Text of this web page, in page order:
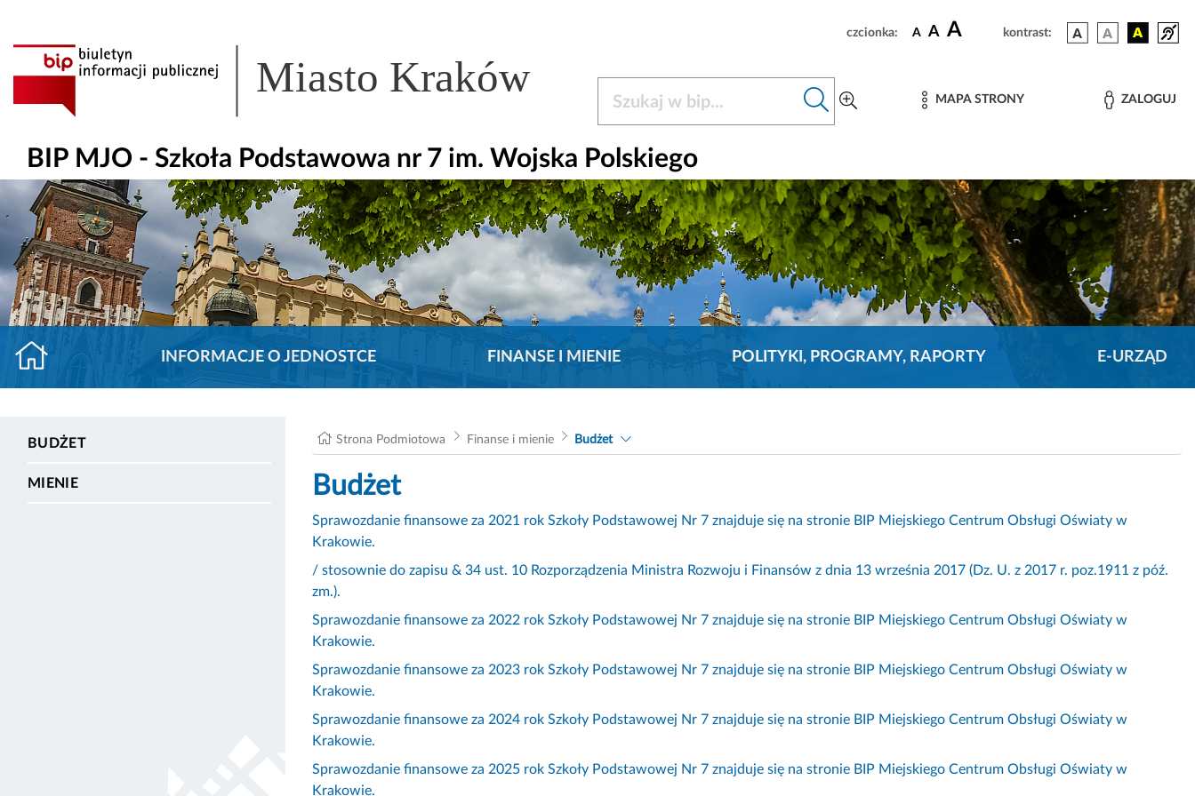
czcionka: A A A kontrast:
Miasto Kraków MAPA STRONY ZALOGUJ
BIP MJO - Szkoła Podstawowa nr 7 im. Wojska Polskiego
INFORMACJE O JEDNOSTCE FINANSE I MIENIE POLITYKI, PROGRAMY, RAPORTY E-URZĄD
BUDŻET
MIENIE
Strona Podmiotowa Finanse i mienie Budżet
Budżet
Sprawozdanie finansowe za 2021 rok Szkoły Podstawowej Nr 7 znajduje się na stronie BIP Miejskiego Centrum Obsługi Oświaty w
Krakowie.
/ stosownie do zapisu & 34 ust. 10 Rozporządzenia Ministra Rozwoju i Finansów z dnia 13 września 2017 (Dz. U. z 2017 r. poz.1911 z póź.
zm.).
Sprawozdanie finansowe za 2022 rok Szkoły Podstawowej Nr 7 znajduje się na stronie BIP Miejskiego Centrum Obsługi Oświaty w
Krakowie.
Sprawozdanie finansowe za 2023 rok Szkoły Podstawowej Nr 7 znajduje się na stronie BIP Miejskiego Centrum Obsługi Oświaty w
Krakowie.
Sprawozdanie finansowe za 2024 rok Szkoły Podstawowej Nr 7 znajduje się na stronie BIP Miejskiego Centrum Obsługi Oświaty w
Krakowie.
Sprawozdanie finansowe za 2025 rok Szkoły Podstawowej Nr 7 znajduje się na stronie BIP Miejskiego Centrum Obsługi Oświaty w
Krakowie.